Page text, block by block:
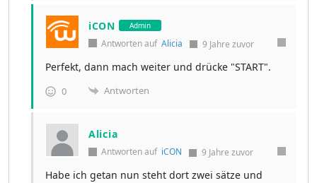
iCON Admin
Antworten auf Alicia 9 Jahre zuvor
Perfekt, dann mach weiter und drücke "START".
0 Antworten
Alicia
Antworten auf iCON 9 Jahre zuvor
Habe ich getan nun steht dort zwei sätze und